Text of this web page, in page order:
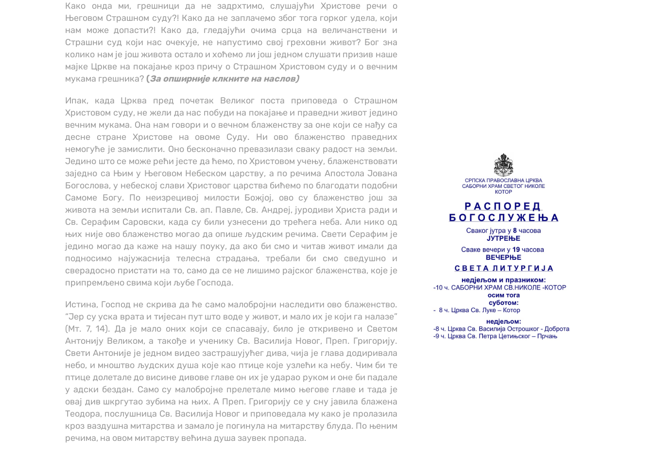
Како онда ми, грешници да не задрхтимо, слушајући Христове речи о
Његовом Страшном суду?! Како да не заплачемо због тога горког удела, који
нам може допасти?! Како да, гледајући очима срца на величанствени и
Страшни суд који нас очекује, не напустимо свој греховни живот? Бог зна
колико нам је још живота остало и хоћемо ли још једном слушати призив наше
мајке Цркве на покајање кроз причу о Страшном Христовом суду и о вечним
мукама грешника?(За опширније клкните на наслов)
Ипак, када Црква пред почетак Великог поста приповеда о Страшном
Христовом суду, не жели да нас побуди на покајање и праведни живот једино
вечним мукама. Она нам говори и о вечном блаженству за оне који се нађу са
десне стране Христове на овоме Суду. Ни ово блаженство праведних
немогуће је замислити. Оно бесконачно превазилази сваку радост на земљи.
Једино што се може рећи јесте да ћемо, по Христовом учењу, блаженствовати
заједно са Њим у Његовом Небеском царству, а по речима Апостола Јована
Богослова, у небеској слави Христовог царства бићемо по благодати подобни
Самоме Богу. По неизрецивој милости Божјој, ово су блаженство још за
живота на земљи испитали Св. ап. Павле, Св. Андреј, јуродиви Христа ради и
Св. Серафим Саровски, када су били узнесени до трећега неба. Али нико од
њих није ово блаженство могао да опише људским речима. Свети Серафим је
једино могао да каже на нашу поуку, да ако би смо и читав живот имали да
подносимо најужаснија телесна страдања, требали би смо сведушно и
сверадосно пристати на то, само да се не лишимо рајског блаженства, које је
припремљено свима који љубе Господа.
Истина, Господ не скрива да ће само малобројни наследити ово блаженство.
“Јер су уска врата и тијесан пут што воде у живот, и мало их је који га налазе”
(Мт. 7, 14). Да је мало оних који се спасавају, било је откривено и Светом
Антонију Великом, а такође и ученику Св. Василија Новог, Преп. Григорију.
Свети Антоније је једном видео застрашујућег дива, чија је глава додиривала
небо, и мноштво људских душа које као птице које узлећи ка небу. Чим би те
птице долетале до висине дивове главе он их је ударао руком и оне би падале
у адски бездан. Само су малобројне прелетале мимо његове главе и тада је
овај див шкргутао зубима на њих. А Преп. Григорију се у сну јавила блажена
Теодора, послушница Св. Василија Новог и приповедала му како је пролазила
кроз ваздушна митарства и замало је погинула на митарству блуда. По њеним
речима, на овом митарству већина душа заувек пропада.